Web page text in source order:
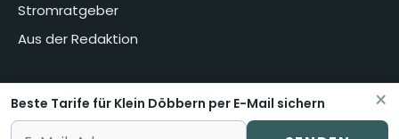
Stromratgeber
Aus der Redaktion
HomeÜber unsMethodikPresseDatenschutzerklärung
×
Beste Tarife für Klein Döbbern per E-Mail sichern